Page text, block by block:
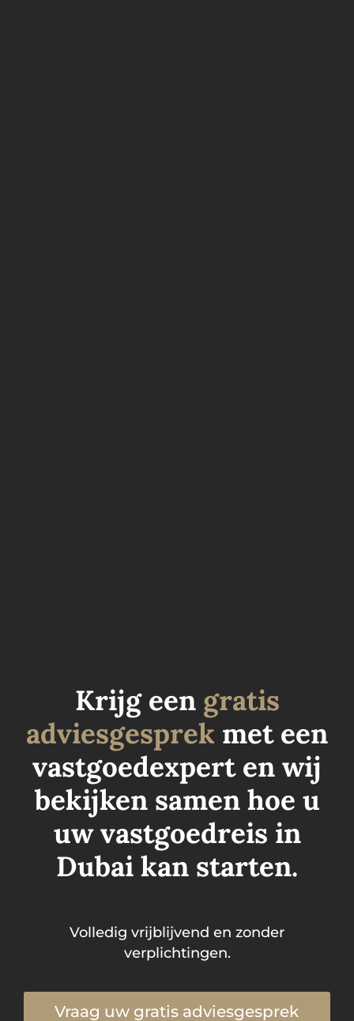
Krijg een gratis
adviesgesprek met een
vastgoedexpert en wij
bekijken samen hoe u
uw vastgoedreis in
Dubai kan starten.
Volledig vrijblijvend en zonder
verplichtingen.
Vraag uw gratis adviesgesprek